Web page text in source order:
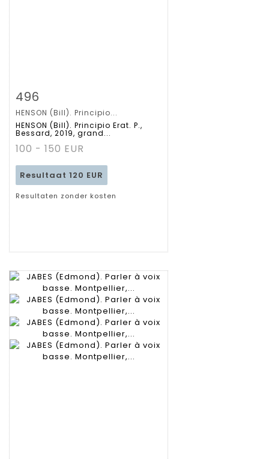
Gedetailleerde
fiche
496
HENSON (Bill). Principio...
HENSON (Bill). Principio Erat. P.,
Bessard, 2019, grand...
100 - 150 EUR
Resultaat 120 EUR
Resultaten zonder kosten